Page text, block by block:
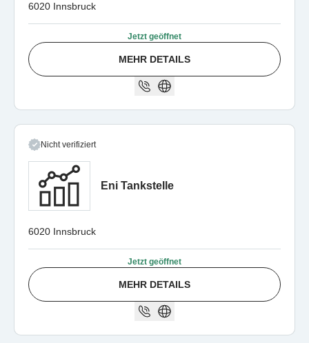
6020 Innsbruck
Jetzt geöffnet
MEHR DETAILS
Nicht verifiziert
Eni Tankstelle
6020 Innsbruck
Jetzt geöffnet
MEHR DETAILS